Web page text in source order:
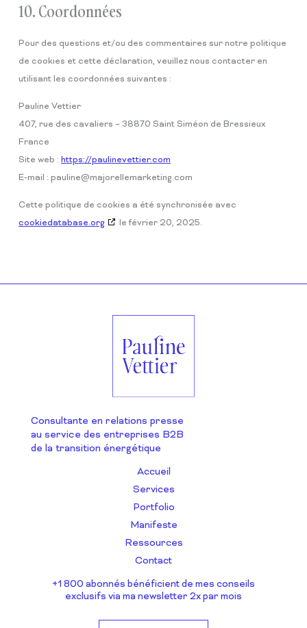
10. Coordonnées
Pour des questions et/ou des commentaires sur notre politique
de cookies et cette déclaration, veuillez nous contacter en
utilisant les coordonnées suivantes :
Pauline Vettier
407, rue des cavaliers – 38870 Saint Siméon de Bressieux
France
Site web : https://paulinevettier.com
E-mail : pauline@majorellemarketing.com
Cette politique de cookies a été synchronisée avec
cookiedatabase.org
le février 20, 2025.
Consultante en relations presse
au service des entreprises B2B
de la transition énergétique
Accueil
Services
Portfolio
Manifeste
Ressources
Contact
+1 800 abonnés bénéficient de mes conseils
exclusifs via ma newsletter 2x par mois